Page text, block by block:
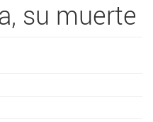
su muerte